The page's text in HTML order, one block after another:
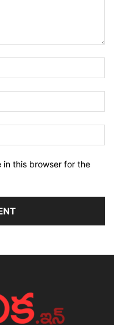
in this browser for the